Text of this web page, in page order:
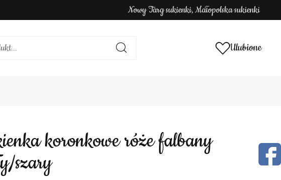
Nowy Targ sukienki, Małopolska sukienki
Ulubione
szary